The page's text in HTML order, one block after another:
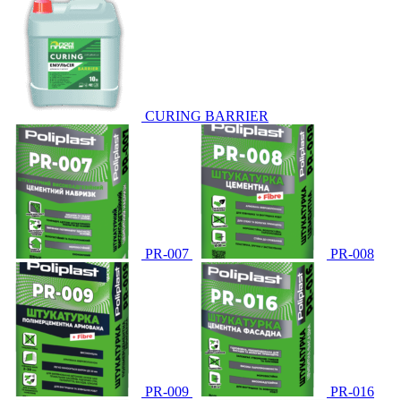
CURING BARRIER
PR-007 PR-008
PR-009 PR-016